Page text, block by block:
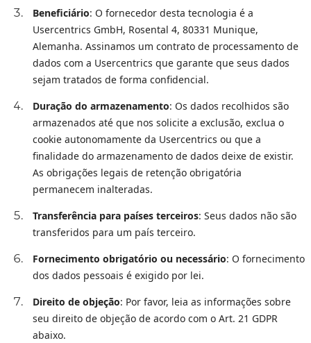
Beneficiário: O fornecedor desta tecnologia é a
Usercentrics GmbH, Rosental 4, 80331 Munique,
Alemanha. Assinamos um contrato de processamento de
dados com a Usercentrics que garante que seus dados
sejam tratados de forma confidencial.
Duração do armazenamento: Os dados recolhidos são
armazenados até que nos solicite a exclusão, exclua o
cookie autonomamente da Usercentrics ou que a
finalidade do armazenamento de dados deixe de existir.
As obrigações legais de retenção obrigatória
permanecem inalteradas.
Transferência para países terceiros: Seus dados não são
transferidos para um país terceiro.
Fornecimento obrigatório ou necessário: O fornecimento
dos dados pessoais é exigido por lei.
Direito de objeção: Por favor, leia as informações sobre
seu direito de objeção de acordo com o Art. 21 GDPR
abaixo.